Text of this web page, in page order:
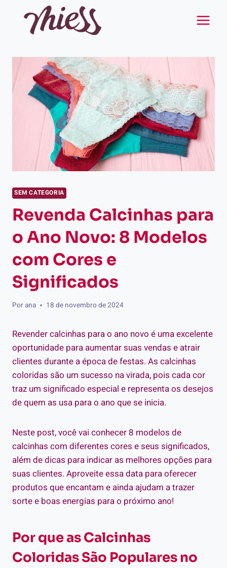
SEM CATEGORIA
Revenda Calcinhas para
o Ano Novo: 8 Modelos
com Cores e
Significados
Porana 18 de novembro de 2024
Revender calcinhas para o ano novo é uma excelente
oportunidade para aumentar suas vendas e atrair
clientes durante a época de festas. As calcinhas
coloridas são um sucesso na virada, pois cada cor
traz um significado especial e representa os desejos
de quem as usa para o ano que se inicia.
Neste post, você vai conhecer 8 modelos de
calcinhas com diferentes cores e seus significados,
além de dicas para indicar as melhores opções para
suas clientes. Aproveite essa data para oferecer
produtos que encantam e ainda ajudam a trazer
sorte e boas energias para o próximo ano!
Por que as Calcinhas
Coloridas São Populares no